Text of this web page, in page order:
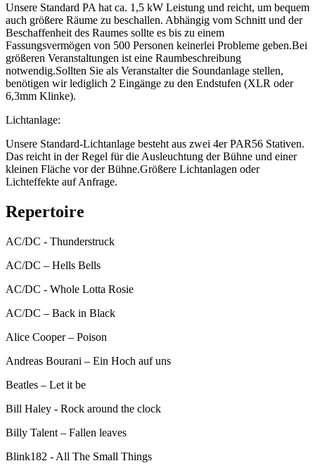
Unsere Standard PA hat ca. 1,5 kW Leistung und reicht, um bequem
auch größere Räume zu beschallen. Abhängig vom Schnitt und der
Beschaffenheit des Raumes sollte es bis zu einem
Fassungsvermögen von 500 Personen keinerlei Probleme geben.Bei
größeren Veranstaltungen ist eine Raumbeschreibung
notwendig.Sollten Sie als Veranstalter die Soundanlage stellen,
benötigen wir lediglich 2 Eingänge zu den Endstufen (XLR oder
6,3mm Klinke).
Lichtanlage:
Unsere Standard-Lichtanlage besteht aus zwei 4er PAR56 Stativen.
Das reicht in der Regel für die Ausleuchtung der Bühne und einer
kleinen Fläche vor der Bühne.Größere Lichtanlagen oder
Lichteffekte auf Anfrage.
Repertoire
AC/DC - Thunderstruck
AC/DC – Hells Bells
AC/DC - Whole Lotta Rosie
AC/DC – Back in Black
Alice Cooper – Poison
Andreas Bourani – Ein Hoch auf uns
Beatles – Let it be
Bill Haley - Rock around the clock
Billy Talent – Fallen leaves
Blink182 - All The Small Things